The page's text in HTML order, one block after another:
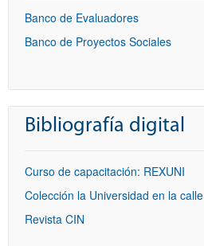
Banco de Evaluadores
Banco de Proyectos Sociales
Bibliografía digital
Curso de capacitación: REXUNI
Colección la Universidad en la calle
Revista CIN